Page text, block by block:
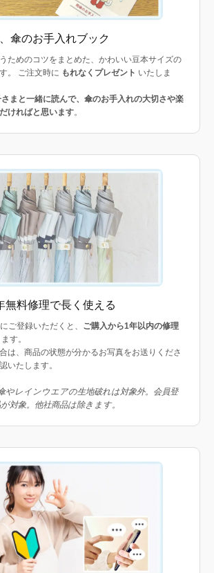
傘のお手入れブック
ためのコツをまとめた、かわいい豆本サイズの
。 ご注文時に もれなくプレゼント いたしま
まと一緒に読んで、傘のお手入れの大切さや楽
ければと思います。
無料修理で長く使える
ご登録いただくと、 ご購入から1年以内の修理
す。
は、商品の状態が分かるお写真をお送りくださ
いたします。
やレインウエアの生地破れは対象外。会員登
対象。他社商品は除きます。